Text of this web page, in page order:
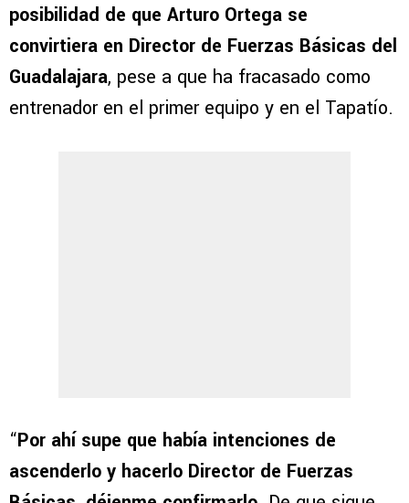
posibilidad de que Arturo Ortega se
convirtiera en Director de Fuerzas Básicas del
Guadalajara, pese a que ha fracasado como
entrenador en el primer equipo y en el Tapatío.
“Por ahí supe que había intenciones de
ascenderlo y hacerlo Director de Fuerzas